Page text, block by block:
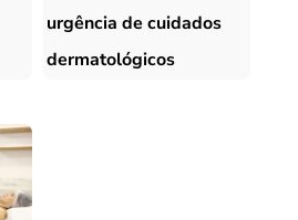
urgência de cuidados
dermatológicos